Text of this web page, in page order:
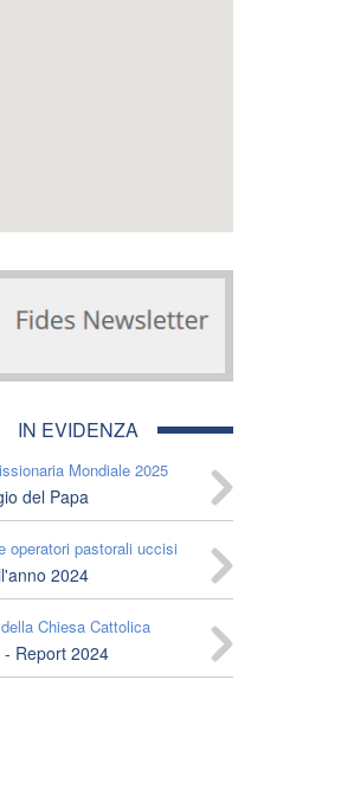
IN EVIDENZA
Mondiale 2025
del Papa
operatori pastorali uccisi
2024
Chiesa Cattolica
Report 2024